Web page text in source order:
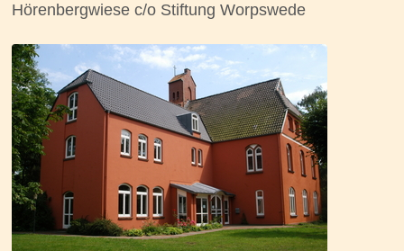
Hörenbergwiese c/o Stiftung Worpswede